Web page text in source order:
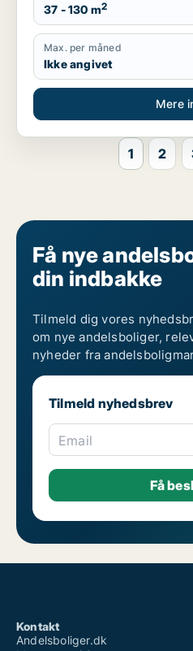
37 - 130 m2
Max. per måned
Ikke angivet
Mere
1 2
Få nye
din indbakke
Tilmeld dig vores
om nye andelsboliger,
nyheder fra
Tilmeld nyhedsbrev
Email
Kontakt
Andelsboliger.dk